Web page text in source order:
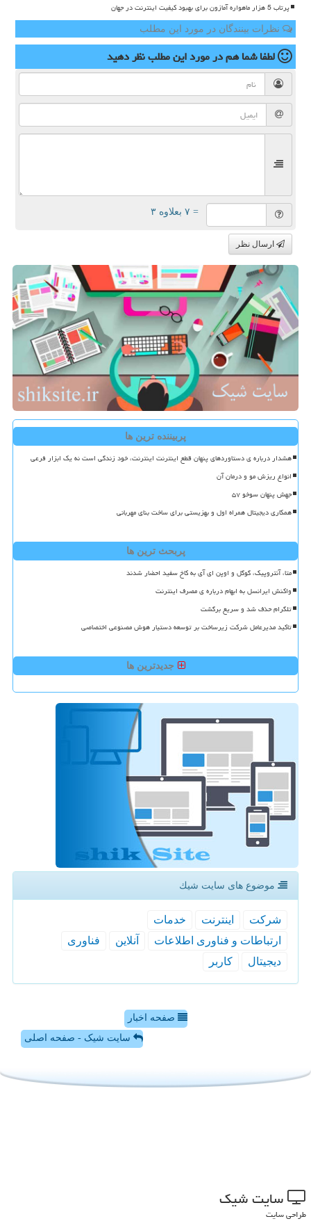
پرتاب 5 هزار ماهواره آمازون برای بهبود کیفیت اینترنت در جهان
نظرات بینندگان در مورد این مطلب
لطفا شما همدر مورد این مطلبنظر دهید
= ۷ بعلاوه ۳
ارسال نظر
پربیننده ترین ها
هشدار درباره ی دستاوردهای پنهان قطع اینترنت اینترنت، خود زندگی است نه یک ابزار فرعی
انواع ریزش مو و درمان آن
جهش پنهان سوخو ۵۷
همکاری دیجیتال همراه اول و بهزیستی برای ساخت بنای مهربانی
پربحث ترین ها
متا، آنتروپیک، گوگل و اوپن ای آی به کاخ سفید احضار شدند
واکنش ایرانسل به ابهام درباره ی مصرف اینترنت
تلگرام حذف شد و سریع برگشت
تاکید مدیرعامل شرکت زیرساخت بر توسعه دستیار هوش مصنوعی اختصاصی
جدیدترین ها
موضوع های سایت شیك
شركت اینترنت
خدمات
ارتباطات و فناوری اطلاعات
آنلاین
فناوری
دیجیتال
كاربر
صفحه اخبار
سایت شیک - صفحه اصلی
سایت شیك
طراحی سایت